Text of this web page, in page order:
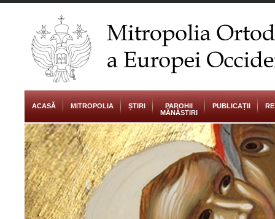
ACASĂ MITROPOLIA ȘTIRI
PAROHII
MĂNĂSTIRI
PUBLICAȚII